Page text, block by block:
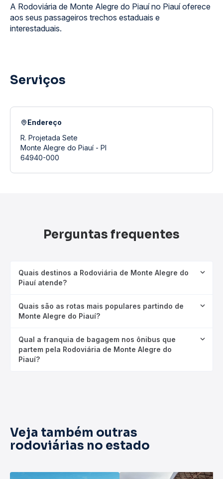
A Rodoviária de Monte Alegre do Piauí no Piauí oferece
aos seus passageiros trechos estaduais e
interestaduais.
Serviços
Endereço
R. Projetada Sete
Monte Alegre do Piauí - PI
64940-000
Perguntas frequentes
Quais destinos a Rodoviária de Monte Alegre do
Piauí atende?
Quais são as rotas mais populares partindo de
Monte Alegre do Piauí?
Qual a franquia de bagagem nos ônibus que
partem pela Rodoviária de Monte Alegre do
Piauí?
Veja também outras
rodoviárias no estado